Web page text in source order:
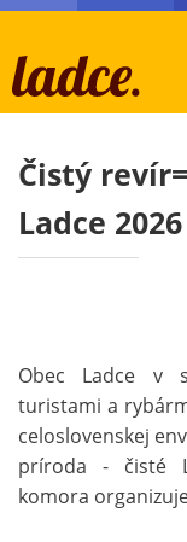
Čistý
Ladce 2026
Obec Ladce v
turistami a
celoslovenskej
príroda - čisté
komora